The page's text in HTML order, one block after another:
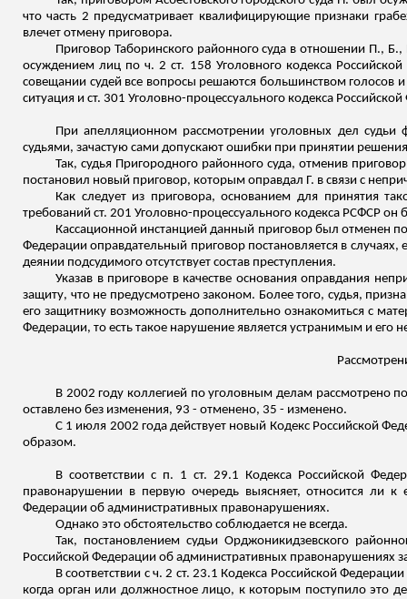
что часть 2 предусматривает квалифицирующие признаки
влечет отмену приговора.
Приговор Таборинского районного суда в отношении П.,
осуждением лиц по ч. 2 ст. 158 Уголовного кодекса
совещании судей все вопросы решаются большинством голосов
ситуация и ст. 301 Уголовно-процессуального кодекса
При апелляционном рассмотрении уголовных дел
судьями, зачастую сами допускают ошибки при принятии
Так, судья Пригородного районного суда, отменив
постановил новый приговор, которым оправдал Г. в связи с
Как следует из приговора, основанием для принятия
требований ст. 201 Уголовно-процессуального кодекса РСФСР
Кассационной инстанцией данный приговор был отменен
Федерации оправдательный приговор постановляется в
деянии подсудимого отсутствует состав преступления.
Указав в приговоре в качестве основания оправдания
защиту, что не предусмотрено законом. Более того, судья,
его защитнику возможность дополнительно ознакомиться с
Федерации, то есть такое нарушение является устранимым и
В 2002 году коллегией по уголовным делам рассмотрено
оставлено без изменения, 93 - отменено, 35 - изменено.
С 1 июля 2002 года действует новый Кодекс Российской
образом.
В соответствии с п. 1 ст. 29.1 Кодекса Российской
правонарушении в первую очередь выясняет, относится ли к
Федерации об административных правонарушениях.
Однако это обстоятельство соблюдается не всегда.
Так, постановлением судьи Орджоникидзевского
Российской Федерации об административных правонарушениях
В соответствии с ч. 2 ст. 23.1 Кодекса Российской
когда орган или должностное лицо, к которым поступило это